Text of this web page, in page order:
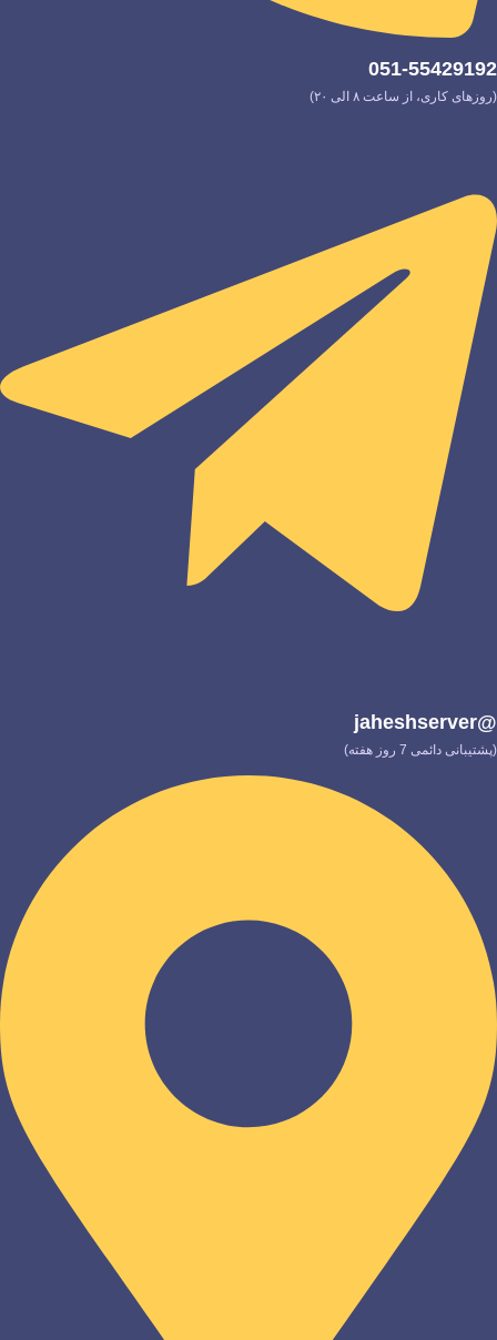
051-55429192
(روزهای کاری، از ساعت ۸ الی ۲۰)
@jaheshserver
(پشتیبانی دائمی 7 روز هفته)